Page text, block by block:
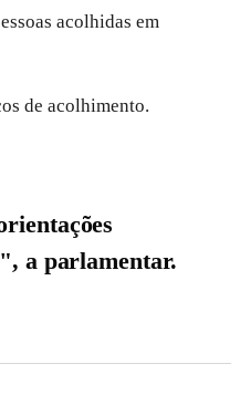
acolhidas em
de acolhimento.
a parlamentar.